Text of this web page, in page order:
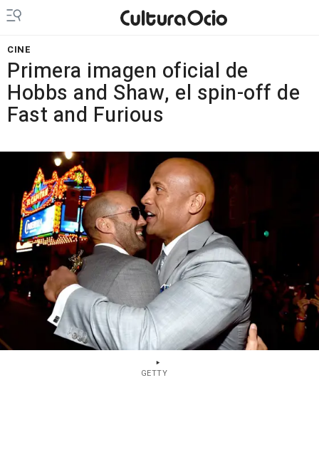
CINE
Primera imagen oficial de
Hobbs and Shaw, el spin-off de
Fast and Furious
GETTY